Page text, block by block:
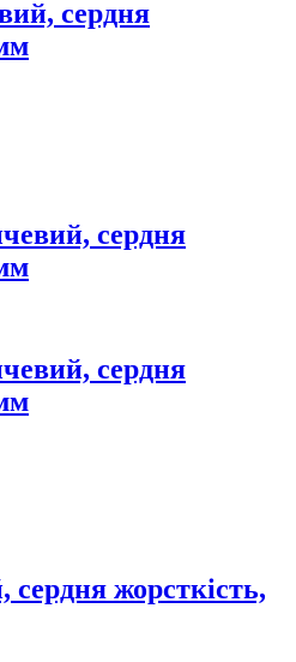
сердня
сердня
сердня
жорсткість,